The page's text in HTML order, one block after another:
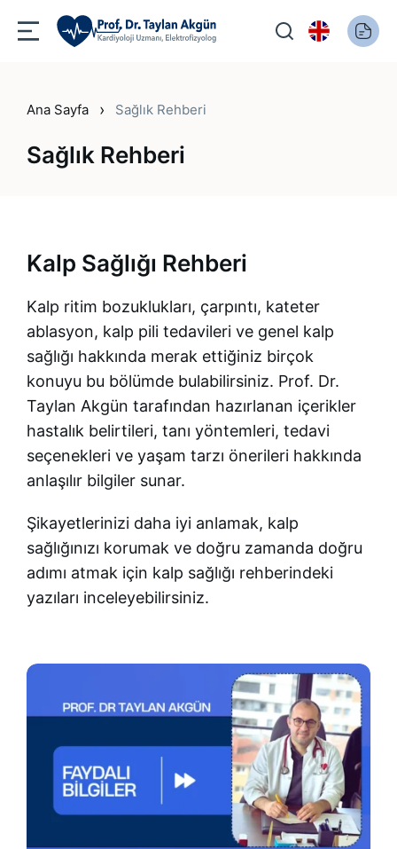
Ana Sayfa › Sağlık Rehberi
Sağlık Rehberi
Kalp Sağlığı Rehberi
Kalp ritim bozuklukları, çarpıntı, kateter
ablasyon, kalp pili tedavileri ve genel kalp
sağlığı hakkında merak ettiğiniz birçok
konuyu bu bölümde bulabilirsiniz. Prof. Dr.
Taylan Akgün tarafından hazırlanan içerikler
hastalık belirtileri, tanı yöntemleri, tedavi
seçenekleri ve yaşam tarzı önerileri hakkında
anlaşılır bilgiler sunar.
Şikayetlerinizi daha iyi anlamak, kalp
sağlığınızı korumak ve doğru zamanda doğru
adımı atmak için kalp sağlığı rehberindeki
yazıları inceleyebilirsiniz.